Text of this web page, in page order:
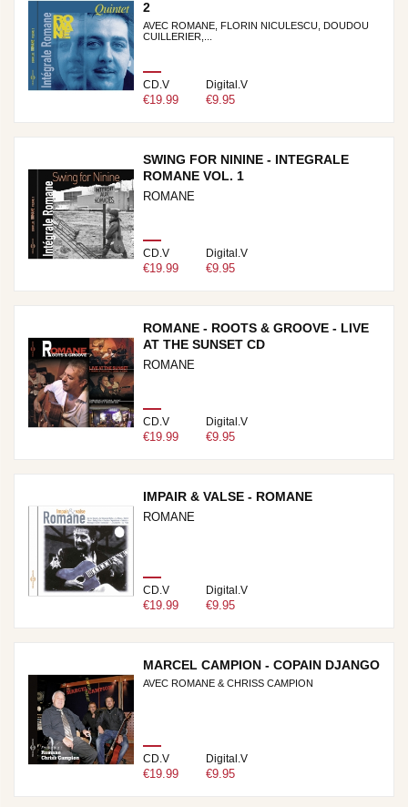
2
AVEC ROMANE, FLORIN NICULESCU, DOUDOU
CUILLERIER,...
CD.V
€19.99
Digital.V
€9.95
SWING FOR NININE - INTEGRALE
ROMANE VOL. 1
ROMANE
CD.V
€19.99
Digital.V
€9.95
ROMANE - ROOTS & GROOVE - LIVE
AT THE SUNSET CD
ROMANE
CD.V
€19.99
Digital.V
€9.95
IMPAIR & VALSE - ROMANE
ROMANE
CD.V
€19.99
Digital.V
€9.95
MARCEL CAMPION - COPAIN DJANGO
AVEC ROMANE & CHRISS CAMPION
CD.V
€19.99
Digital.V
€9.95